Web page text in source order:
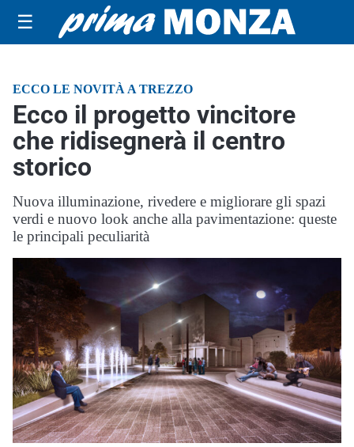
☰
ECCO LE NOVITÀ A TREZZO
Ecco il progetto vincitore
che ridisegnerà il centro
storico
Nuova illuminazione, rivedere e migliorare gli spazi
verdi e nuovo look anche alla pavimentazione: queste
le principali peculiarità